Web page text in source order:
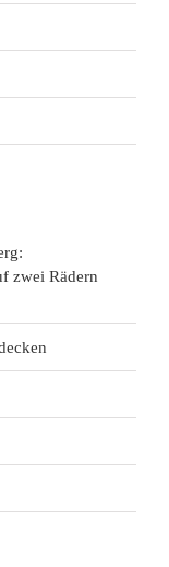
zwei Rädern